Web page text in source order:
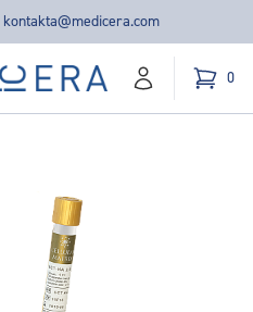
kontakta@medicera.com
Medic Era AB konto Kundvagn
0
varor i